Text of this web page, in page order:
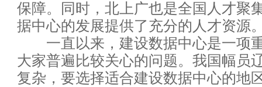
这是网络安全的基石：密码学
为何企业无法从数据科学中真
云灾难恢复服务：客户想要
保障。同时，北上广也是全国人才聚
据中心的发展提供了充分的人才资源
一直以来，建设数据中心是一项
大家普遍比较关心的问题。我国幅员
复杂，要选择适合建设数据中心的地